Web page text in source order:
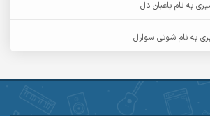
به نام باغبان دل
به نام شوتی سوارل